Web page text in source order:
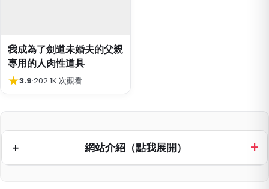
我成為了劍道未婚夫的父親
專用的人肉性道具
★3.9·202.1K 次觀看
網站介紹（點我展開）